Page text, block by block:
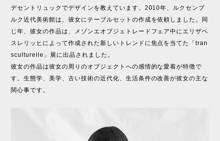
デセントリュックでデザインを教えています。2010年、ルクセンブ
ルク近代美術館は、彼女にテーブルセットの作成を依頼しました。同
じ年、彼女の作品は、メゾンエオブジェトレードフェア中にエリザベ
スレリッヒによって作成された新しいトレンドに焦点を当てた「tran
sculturelle」展に出品されました。
彼女の作品は彼女の周りのオブジェクトへの感情的な愛着が特徴で
す。生態学、美学、古い技術の近代化、生活条件の改善が彼女の主な
関心事です。